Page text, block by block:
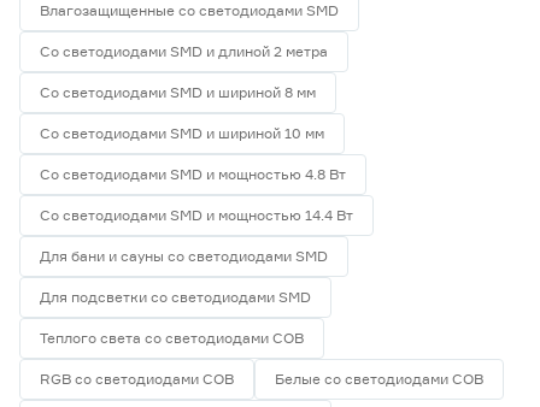
Влагозащищенные со светодиодами SMD
Со светодиодами SMD и длиной 2 метра
Со светодиодами SMD и шириной 8 мм
Со светодиодами SMD и шириной 10 мм
Со светодиодами SMD и мощностью 4.8 Вт
Со светодиодами SMD и мощностью 14.4 Вт
Для бани и сауны со светодиодами SMD
Для подсветки со светодиодами SMD
Теплого света со светодиодами СОВ
RGB со светодиодами СОВ Белые со светодиодами СОВ